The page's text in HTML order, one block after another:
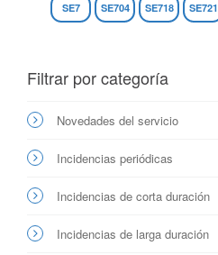
SE7 SE704 SE718 SE721
Filtrar por categoría
Novedades del servicio
Incidencias periódicas
Incidencias de corta duración
Incidencias de larga duración